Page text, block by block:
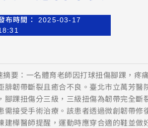
布時間：
2025-03-17
摘要：一名體育老師因打球扭傷腳踝，疼
腓韌帶斷裂且癒合不良。臺北市立萬芳醫
腳踝扭傷分三級，三級扭傷為韌帶完全斷
需接受手術治療。該患者透過微創韌帶修
建樺醫師提醒，運動時應穿合適的鞋並做